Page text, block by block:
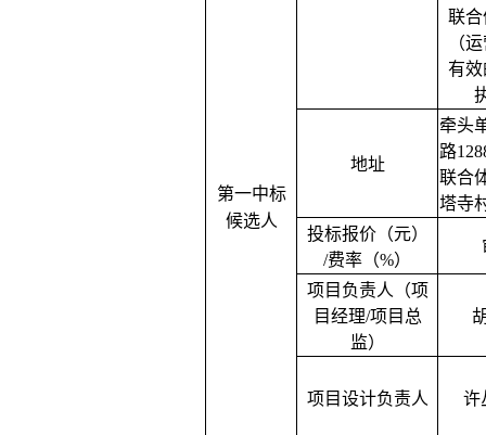
第一中标
候选人
联合
（
有效
地址
牵头
路
联合
塔寺
投标报价（元）
/费率（%）
项目负责人（项
目经理/项目总
监）
项目设计负责人 许